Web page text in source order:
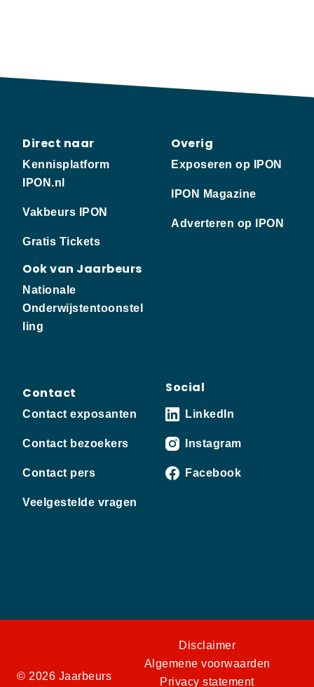
Direct naar
Kennisplatform
IPON.nl
Vakbeurs IPON
Gratis Tickets
Ook van Jaarbeurs
Nationale
Onderwijstentoonstel
ling
Overig
Exposeren op IPON
IPON Magazine
Adverteren op IPON
Contact
Contact exposanten
Contact bezoekers
Contact pers
Veelgestelde vragen
Social
LinkedIn
Instagram
Facebook
© 2026 Jaarbeurs
Disclaimer
Algemene voorwaarden
Privacy statement